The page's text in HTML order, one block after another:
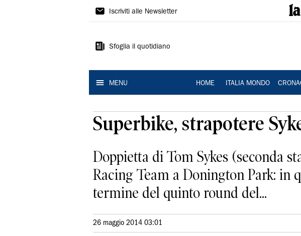
La
Ferrara
Iscriviti alle Newsletter
Sfoglia il quotidiano
MENU HOME ITALIA MONDO
Superbike, strapotere
Doppietta di Tom Sykes (seconda
Racing Team a Donington Park: in
termine del quinto round del...
26 maggio 2014 03:01